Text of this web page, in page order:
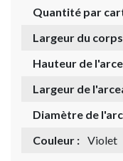
Quantité par
Largeur du
Hauteur de
Largeur de
Diamètre de
Couleur : Violet